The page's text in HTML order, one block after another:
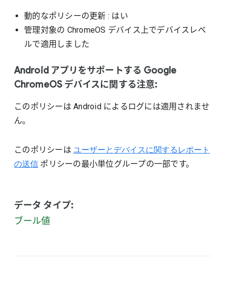
動的なポリシーの更新 : はい
管理対象の ChromeOS デバイス上でデバイスレベ
ルで適用しました
Android アプリをサポートする Google
ChromeOS デバイスに関する注意:
このポリシーは Android によるログには適用されませ
ん。
このポリシーはユーザーとデバイスに関するレポート
の送信 ポリシーの最小単位グループの一部です。
データ タイプ:
ブール値